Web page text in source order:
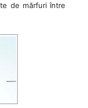
de mărfuri între